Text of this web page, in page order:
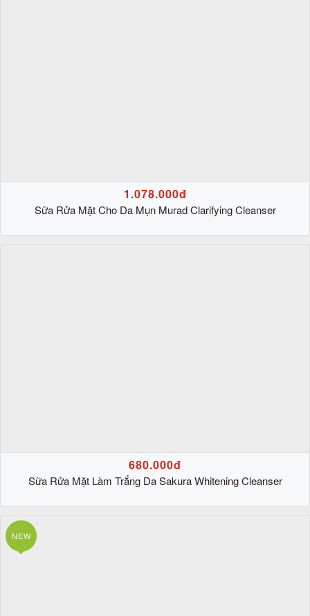
1.078.000đ
Sữa Rửa Mặt Cho Da Mụn Murad Clarifying Cleanser
680.000đ
Sữa Rửa Mặt Làm Trắng Da Sakura Whitening Cleanser
NEW